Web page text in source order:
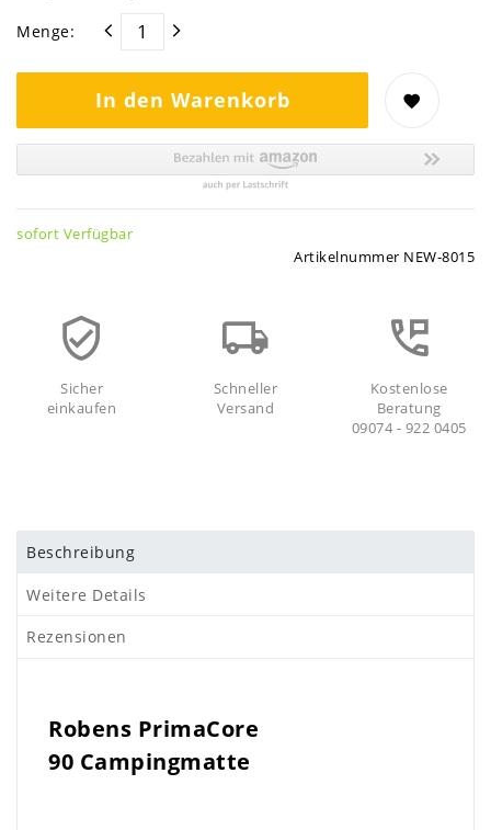
Menge:
In den Warenkorb
sofort Verfügbar
Artikelnummer NEW-8015
Sicher
einkaufen
Schneller
Versand
Kostenlose
Beratung
09074 - 922 0405
Beschreibung
Weitere Details
Rezensionen
Robens PrimaCore
90 Campingmatte